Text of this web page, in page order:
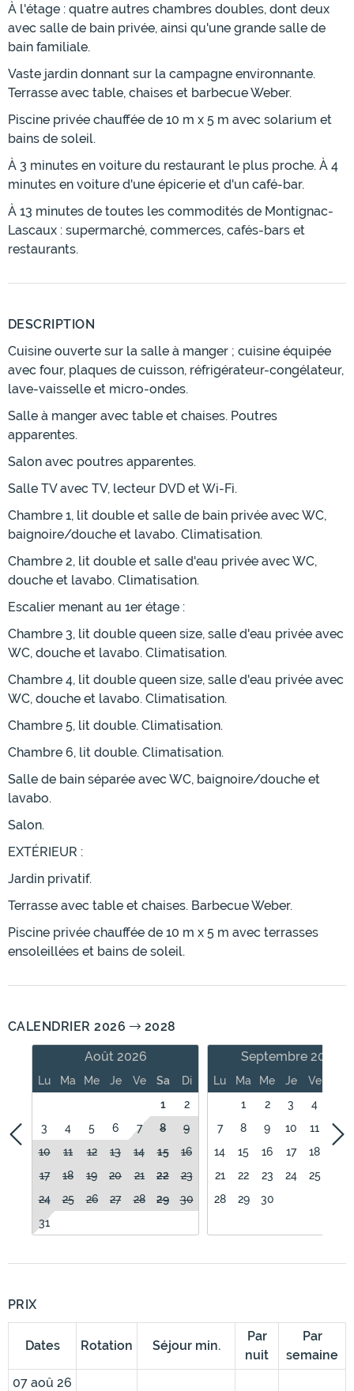
À l'étage : quatre autres chambres doubles, dont deux
avec salle de bain privée, ainsi qu'une grande salle de
bain familiale.
Vaste jardin donnant sur la campagne environnante.
Terrasse avec table, chaises et barbecue Weber.
Piscine privée chauffée de 10 m x 5 m avec solarium et
bains de soleil.
À 3 minutes en voiture du restaurant le plus proche. À 4
minutes en voiture d'une épicerie et d'un café-bar.
À 13 minutes de toutes les commodités de Montignac-
Lascaux : supermarché, commerces, cafés-bars et
restaurants.
DESCRIPTION
Cuisine ouverte sur la salle à manger ; cuisine équipée
avec four, plaques de cuisson, réfrigérateur-congélateur,
lave-vaisselle et micro-ondes.
Salle à manger avec table et chaises. Poutres
apparentes.
Salon avec poutres apparentes.
Salle TV avec TV, lecteur DVD et Wi-Fi.
Chambre 1, lit double et salle de bain privée avec WC,
baignoire/douche et lavabo. Climatisation.
Chambre 2, lit double et salle d'eau privée avec WC,
douche et lavabo. Climatisation.
Escalier menant au 1er étage :
Chambre 3, lit double queen size, salle d'eau privée avec
WC, douche et lavabo. Climatisation.
Chambre 4, lit double queen size, salle d'eau privée avec
WC, douche et lavabo. Climatisation.
Chambre 5, lit double. Climatisation.
Chambre 6, lit double. Climatisation.
Salle de bain séparée avec WC, baignoire/douche et
lavabo.
Salon.
EXTÉRIEUR :
Jardin privatif.
Terrasse avec table et chaises. Barbecue Weber.
Piscine privée chauffée de 10 m x 5 m avec terrasses
ensoleillées et bains de soleil.
CALENDRIER 2026
2028
Août 2026
Lu Ma Me Je Ve Sa
Di
1
2
3
4 5 6 7 8
9
10
11 12 13 14 15
16
17
18 19 20 21 22
23
24
25 26 27 28 29
30
31
Septembre 2026
Lu Ma Me Je Ve
1
2 3 4
7
8 9 10 11
12
14
15 16 17 18
21
22 23 24 25
28
29 30
PRIX
Dates Rotation Séjour min.
Par
nuit
Par
semaine
07 aoû 26